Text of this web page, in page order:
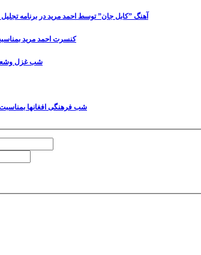
آهنگ ”کابل جان” توسط احمد مرید در برنامه
کنسرت احمد مرید
شب غزل وشعر
شب فرهنگی افغانها بمناسبت